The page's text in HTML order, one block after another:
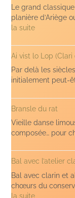
Le grand
planière d’Ariège
la suite:
montanha
(clarin
et
aboès)
Ai vist lo Lop (Clari
Par delà les
initialement peut-
Bransle du rat
Vieille danse
composée… pour
Bal avec l’atelier
Bal avec clarin et
chœurs du
la suite: